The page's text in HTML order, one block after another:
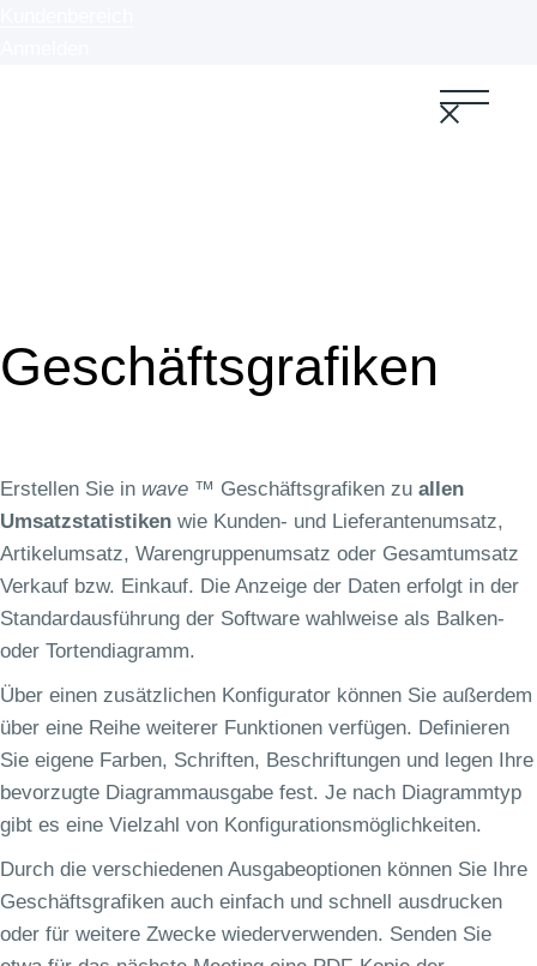
Geschäftsgrafiken
Erstellen Sie in wave ™ Geschäftsgrafiken zu allen
Umsatzstatistiken wie Kunden- und Lieferantenumsatz,
Artikelumsatz, Warengruppenumsatz oder Gesamtumsatz
Verkauf bzw. Einkauf. Die Anzeige der Daten erfolgt in der
Standardausführung der Software wahlweise als Balken-
oder Tortendiagramm.
Über einen zusätzlichen Konfigurator können Sie außerdem
über eine Reihe weiterer Funktionen verfügen. Definieren
Sie eigene Farben, Schriften, Beschriftungen und legen Ihre
bevorzugte Diagrammausgabe fest. Je nach Diagrammtyp
gibt es eine Vielzahl von Konfigurationsmöglichkeiten.
Durch die verschiedenen Ausgabeoptionen können Sie Ihre
Geschäftsgrafiken auch einfach und schnell ausdrucken
oder für weitere Zwecke wiederverwenden. Senden Sie